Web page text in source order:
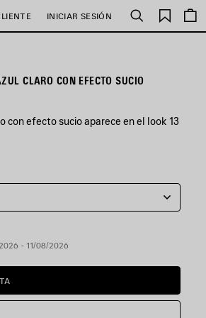
INICIAR SESIÓN Buscar
CLARO CON EFECTO SUCIO
con efecto sucio aparece en el look 13
- 11/08/2026